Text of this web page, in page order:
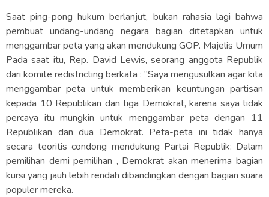
Saat ping-pong hukum berlanjut, bukan rahasia lagi bahwa
pembuat undang-undang negara bagian ditetapkan untuk
menggambar peta yang akan mendukung GOP. Majelis Umum
Pada saat itu, Rep. David Lewis, seorang anggota Republik
dari komite redistricting berkata : “Saya mengusulkan agar kita
menggambar peta untuk memberikan keuntungan partisan
kepada 10 Republikan dan tiga Demokrat, karena saya tidak
percaya itu mungkin untuk menggambar peta dengan 11
Republikan dan dua Demokrat. Peta-peta ini tidak hanya
secara teoritis condong mendukung Partai Republik: Dalam
pemilihan demi pemilihan , Demokrat akan menerima bagian
kursi yang jauh lebih rendah dibandingkan dengan bagian suara
populer mereka.